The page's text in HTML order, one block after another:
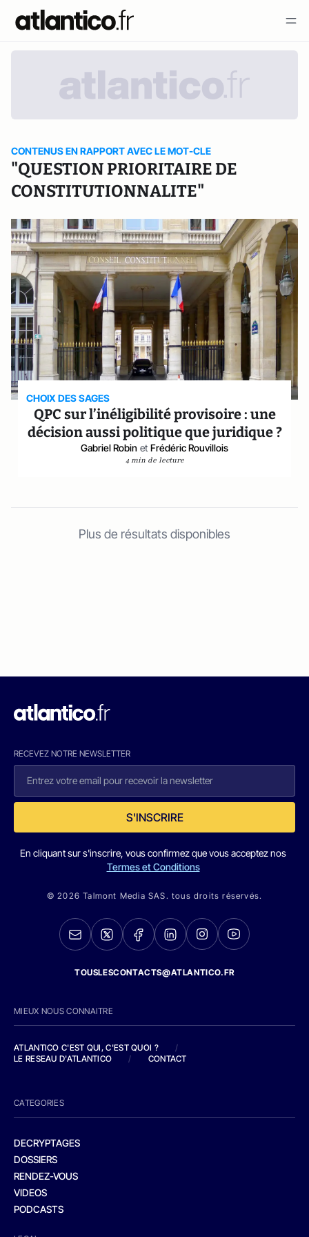
CONTENUS EN RAPPORT AVEC LE MOT-CLE
"QUESTION PRIORITAIRE DE
CONSTITUTIONNALITE"
CHOIX DES SAGES
QPC sur l’inéligibilité provisoire : une
décision aussi politique que juridique ?
Gabriel Robin et Frédéric Rouvillois
4 min de lecture
Plus de résultats disponibles
RECEVEZ NOTRE NEWSLETTER
S'INSCRIRE
En cliquant sur s'inscrire, vous confirmez que vous acceptez nos
Termes et Conditions
© 2026 Talmont Media SAS. tous droits réservés.
TOUSLESCONTACTS@ATLANTICO.FR
MIEUX NOUS CONNAITRE
ATLANTICO C'EST QUI, C'EST QUOI ?
/
LE RESEAU D'ATLANTICO
/ CONTACT
CATEGORIES
DECRYPTAGES
DOSSIERS
RENDEZ-VOUS
VIDEOS
PODCASTS